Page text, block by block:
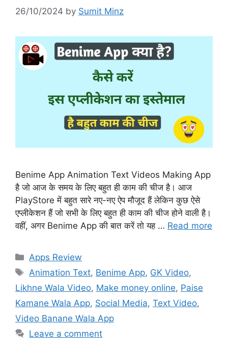
26/10/2024 by Sumit Minz
Benime App Animation Text Videos Making App
है जो आज के समय के लिए बहुत ही काम की चीज है। आज
PlayStore में बहुत सारे नए-नए ऐप मौजूद हैं लेकिन कुछ ऐसे
एप्लीकेशन हैं जो सभी के लिए बहुत ही काम की चीज होने वाली है।
वहीं, अगर Benime App की बात करें तो यह … Read more
Categories
Apps Review
Tags
Animation Text, Benime App, GK Video,
Likhne Wala Video, Make money online, Paise
Kamane Wala App, Social Media, Text Video,
Video Banane Wala App
Leave a comment